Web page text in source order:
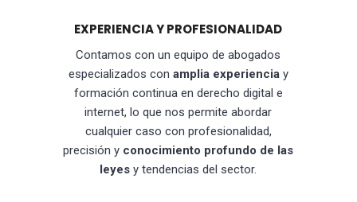
EXPERIENCIA Y PROFESIONALIDAD
Contamos con un equipo de abogados
especializados con amplia experienciay
formación continua en derecho digital e
internet, lo que nos permite abordar
cualquier caso con profesionalidad,
precisión y conocimiento profundo de las
leyes y tendencias del sector.